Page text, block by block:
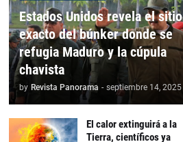
Estados Unidos revela el sitio
exacto del búnker donde se
refugia Maduro y la cúpula
chavista
by Revista Panorama - septiembre 14, 2025
El calor extinguirá a la
Tierra, científicos ya